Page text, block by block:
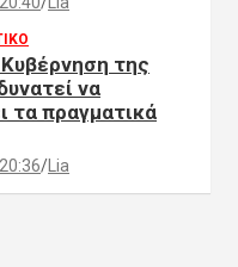
της
να
τα πραγματικά
Lia